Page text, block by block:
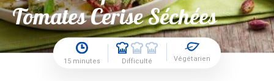
Tomates Cerise Séchées
15 minutes Difficulté Végétarien